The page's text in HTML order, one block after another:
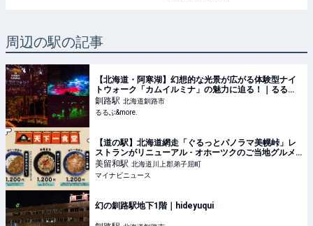
周辺の駅の記事
【北海道・阿寒湖】幻想的な光景が広がる体験型ナイ
トウォーク「カムイルミナ」の魅力に迫る！｜るるぶ
&more.
釧路駅 北海道釧路市
るるぶ&more.
【道の駅】北海道網走「ぐるっとパノラマ美幌峠」レ
ストランがリニューアル - オホーツクのご当地グルメ
を提供
美留和駅 北海道川上郡弟子屈町
マイナビニュース
幻の釧路駅地下1階｜hideyuqui